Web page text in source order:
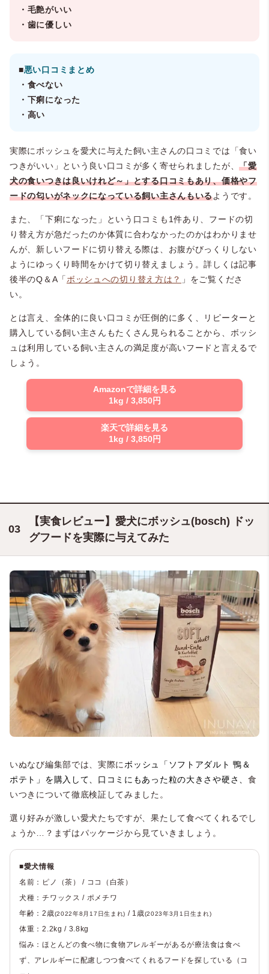
・毛艶がいい
・歯に優しい
■悪い口コミまとめ
・食べない
・下痢になった
・高い
実際にボッシュを愛犬に与えた飼い主さんの口コミでは「食い
つきがいい」という良い口コミが多く寄せられましたが、「愛
犬の食いつきは良いけれど～」とする口コミもあり、価格やフ
ードの匂いがネックになっている飼い主さんもいるようです。
また、「下痢になった」という口コミも1件あり、フードの切
り替え方が急だったのか体質に合わなかったのかはわかりませ
んが、新しいフードに切り替える際は、お腹がびっくりしない
ようにゆっくり時間をかけて切り替えましょう。詳しくは記事
後半のQ＆A「 ボッシュへの切り替え方は？ 」をご覧くださ
い。
とは言え、全体的に良い口コミが圧倒的に多く、リピーターと
購入している飼い主さんもたくさん見られることから、ボッシ
ュは利用している飼い主さんの満足度が高いフードと言えるで
しょう。
Amazonで詳細を見る
1kg / 3,850円
楽天で詳細を見る
1kg / 3,850円
【実食レビュー】愛犬にボッシュ(bosch) ドッ
グフードを実際に与えてみた
いぬなび編集部では、実際に ボッシュ「ソフトアダルト 鴨＆
ポテト」を購入して、口コミにもあった粒の大きさや硬さ、 食
いつきについて徹底検証してみました。
選り好みが激しい愛犬たちですが、果たして食べてくれるでし
ょうか…？まずはパッケージから見ていきましょう。
■愛犬情報
名前：ピノ（茶） / ココ（白茶）
犬種：チワックス / ポメチワ
年齢：2歳(2022年8月17日生まれ) / 1歳(2023年3月1日生まれ)
体重：2.2kg / 3.8kg
悩み：ほとんどの食べ物に食物アレルギーがあるが療法食は食べ
ず、アレルギーに配慮しつつ食べてくれるフードを探している（コ